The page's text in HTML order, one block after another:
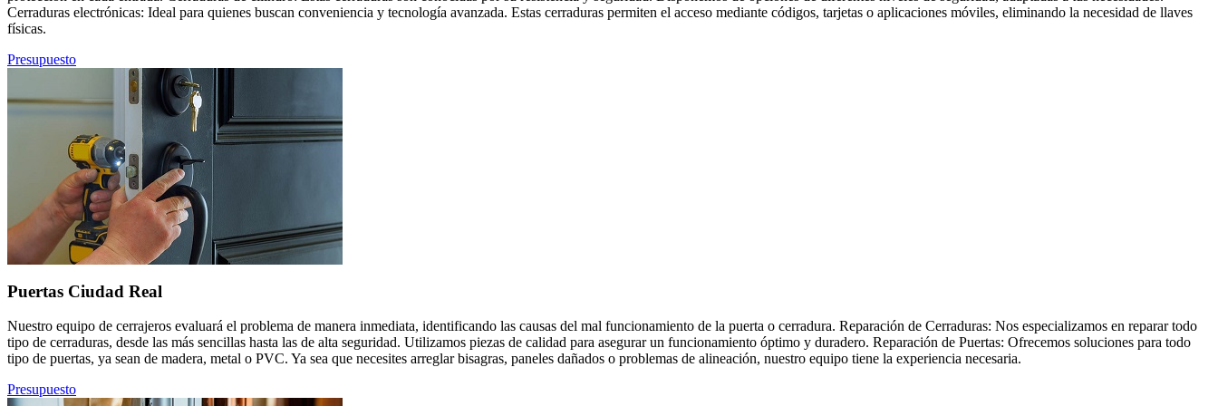
Cerraduras electrónicas: Ideal para quienes buscan conveniencia y tecnología avanzada. Estas cerraduras permiten el acceso mediante códigos, tarjetas o aplicaciones móviles, eliminando la necesidad de llaves
físicas.
Presupuesto
Puertas Ciudad Real
Nuestro equipo de cerrajeros evaluará el problema de manera inmediata, identificando las causas del mal funcionamiento de la puerta o cerradura. Reparación de Cerraduras: Nos especializamos en reparar todo
tipo de cerraduras, desde las más sencillas hasta las de alta seguridad. Utilizamos piezas de calidad para asegurar un funcionamiento óptimo y duradero. Reparación de Puertas: Ofrecemos soluciones para todo
tipo de puertas, ya sean de madera, metal o PVC. Ya sea que necesites arreglar bisagras, paneles dañados o problemas de alineación, nuestro equipo tiene la experiencia necesaria.
Presupuesto